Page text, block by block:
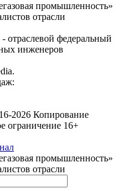
промышленность»
отрасли
отраслевой федеральный
инженеров
2026 Копирование
ограничение 16+
промышленность»
отрасли